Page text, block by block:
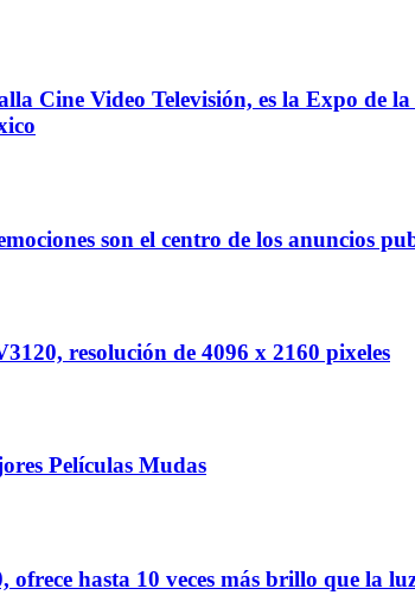
Cine Video Televisión, es la Expo de
son el centro de los anuncios
resolución de 4096 x 2160 pixeles
Películas Mudas
hasta 10 veces más brillo que la